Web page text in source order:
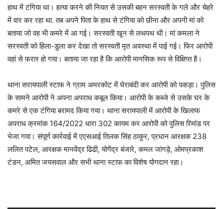
हाथ में टंगिया था। हत्या करने की नियत से उसकी बहन सरस्वती के गले और चेहरे
में वार कर रहा था. तब अपने पिता के हाथ से टंगिया को छीना और अपनी मां को
बताया जो वह भी कमरे में आ गई। सरस्वती खून से लथपथ थी। मां कमला ने
सरस्वती को हिला-डुला कर देखा तो सरस्वती मृत अवस्था में पाई गई। फिर आरोपी
वहां से फरार हो गया। बताया जा रहा है कि आरोपी मानसिक रूप से विक्षिप्त है।
थाना सरायपाली स्टाफ ने ग्राम अमरकोट में घेराबंदी कर आरोपी को पकड़ा। पुलिस
के सामने आरोपी ने अपना अपराध कबूल किया। आरोपी के कब्जे से उसके घर के
कमरे से एक टंगिया बरामद किया गया। थाना सरायपाली में आरोपी के खिलाफ
अपराध क्रमांक 164/2022 धारा 302 कायम कर आरोपी को पुलिस रिमांड पर
भेजा गया। संपूर्ण कार्रवाई में एएसआई तिलक सिंह ठाकुर, प्रधान आरक्षक 238
ललित पटेल, आरक्षक मानवेंद्र ढिढी, योगेंद्र बंजारे, कमल जांगड़े, ओमप्रकाश
टंडन, अमित जयसवाल और सभी थाना स्टाफ का विशेष योगदान रहा।